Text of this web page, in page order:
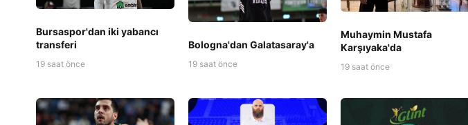
Bursaspor'dan iki yabancı
transferi
19 saat önce
Bologna'dan Galatasaray'a
19 saat önce
Muhaymin Mustafa
Karşıyaka'da
19 saat önce